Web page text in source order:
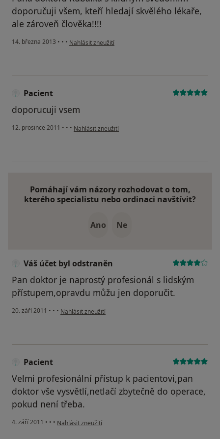
doporučuji všem, kteří hledají skvělého lékaře,
ale zároveň člověka!!!!
14. března 2013 • • • podle názoru uživatele Váš účet byl odstraněn
Nahlásit zneužití
Pacient
doporucuji vsem
12. prosince 2011 • • • podle názoru uživatele Pacient
Nahlásit zneužití
Pomáhají vám názory rozhodovat o tom,
kterého specialistu nebo ordinaci navštívit?
Ano Ne
Váš účet byl odstraněn
Pan doktor je naprostý profesionál s lidským
přístupem,opravdu můžu jen doporučit.
20. září 2011 • • • podle názoru uživatele Váš účet byl odstraněn
Nahlásit zneužití
Pacient
Velmi profesionální přístup k pacientovi,pan
doktor vše vysvětlí,netlačí zbytečně do operace,
pokud není třeba.
4. září 2011 • • • podle názoru uživatele Pacient
Nahlásit zneužití